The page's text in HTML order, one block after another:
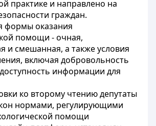
практике и направлено на
граждан.
формы оказания
помощи - очная,
и смешанная, а также условия
включая добровольность
информации для
ко второму чтению депутаты
нормами, регулирующими
помощи